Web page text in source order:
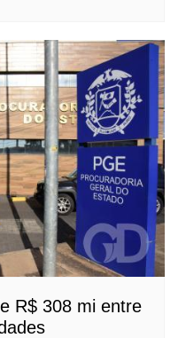
R$ 308 mi entre